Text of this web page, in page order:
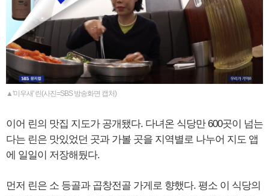
▲'미우새' 린(사진=SBS 방송화면 캡처)
이어 린의 맛집 지도가 공개됐다. 다녀온 식당만 600곳이 넘는
다는 린은 맛있었던 곳과 가볼 곳을 지역별로 나누어 지도 앱
에 일일이 저장해뒀다.
먼저 린은 소 등골과 곱창전골 가게로 향했다. 평소 이 식당의